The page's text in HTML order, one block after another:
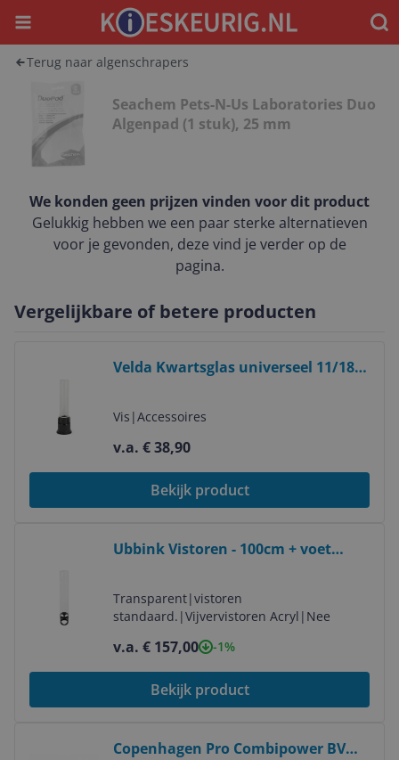
Menu
Terug naar algenschrapers
Seachem Pets-N-Us Laboratories Duo
Algenpad (1 stuk), 25 mm
We konden geen prijzen vinden voor dit product
Gelukkig hebben we een paar sterke alternatieven
voor je gevonden, deze vind je verder op de
pagina.
Vergelijkbare of betere producten
Velda Kwartsglas universeel 11/18
Vis |Accessoires
v.a. € 38,90
Bekijk product
Ubbink Vistoren - 100cm + voet
Transparent|vistoren
standaard. |Vijvervistoren Acryl | Nee
v.a. € 157,00 -1%
Bekijk product
Copenhagen Pro Combipower BV